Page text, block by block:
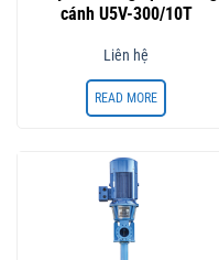
cánh U5V-300/10T
Liên hệ
READ MORE